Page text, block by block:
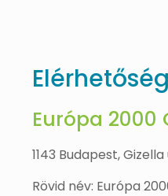
Európa 2000
1143 Budapest,
Rövid név: Európa